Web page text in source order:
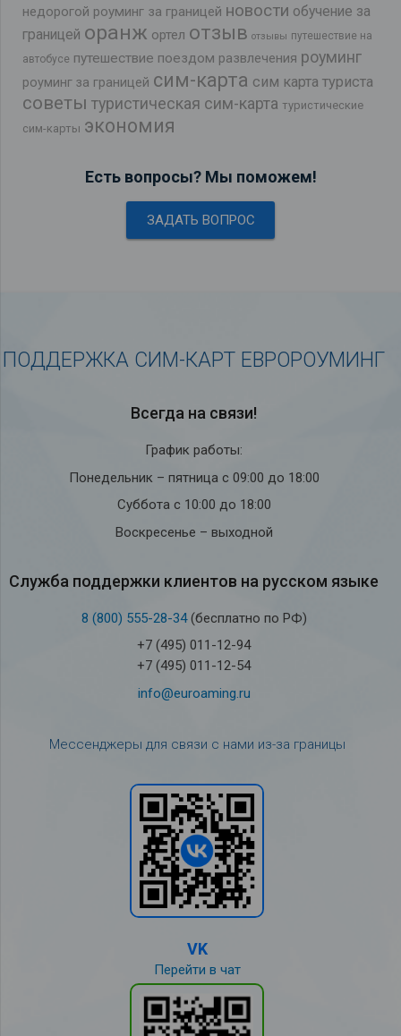
недорогой роуминг за границей новости обучение за
границей оранж ортел отзыв отзывы путешествие на
автобусе путешествие поездом развлечения роуминг
роуминг за границей сим-карта сим карта туриста
советы туристическая сим-карта туристические
сим-карты экономия
Есть вопросы? Мы поможем!
ЗАДАТЬ ВОПРОС
ПОДДЕРЖКА СИМ-КАРТ ЕВРОРОУМИНГ
Всегда на связи!
График работы:
Понедельник – пятница с 09:00 до 18:00
Суббота с 10:00 до 18:00
Воскресенье – выходной
Служба под­держки кли­ен­тов на рус­ском языке
8 (800) 555-28-34(бесплатно по РФ)
+7 (495) 011-12-94
+7 (495) 011-12-54
info@euroaming.ru
Мессенджеры для связи с нами из-за границы
VK
Перейти в чат